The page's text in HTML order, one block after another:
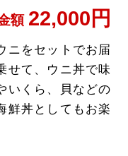
額 22,000円
ニをセットでお届
せて、ウニ丼で味
いくら、貝などの
鮮丼としてもお楽